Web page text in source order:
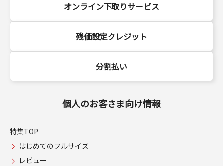
オンライン下取りサービス
残価設定クレジット
分割払い
個人のお客さま向け情報
特集TOP
はじめてのフルサイズ
レビュー